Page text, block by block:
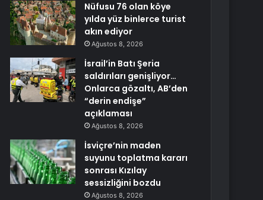
Nüfusu 76 olan köye
yılda yüz binlerce turist
akın ediyor
Ağustos 8, 2026
İsrail’in Batı Şeria
saldırıları genişliyor…
Onlarca gözaltı, AB’den
“derin endişe”
açıklaması
Ağustos 8, 2026
İsviçre’nin maden
suyunu toplatma kararı
sonrası Kızılay
sessizliğini bozdu
Ağustos 8, 2026